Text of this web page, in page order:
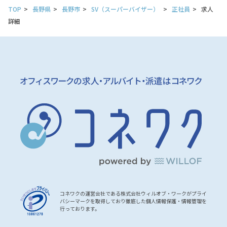
TOP 長野県 長野市 SV（スーパーバイザー） 正社員
求人
詳細
コネワクの運営会社である株式会社ウィルオブ・ワークがプライ
バシーマークを取得しており徹底した個人情報保護・情報管理を
行っております。